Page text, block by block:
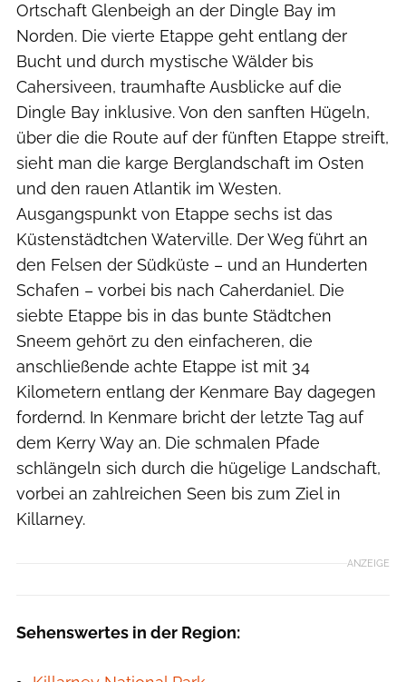
Ortschaft Glenbeigh an der Dingle Bay im
Norden. Die vierte Etappe geht entlang der
Bucht und durch mystische Wälder bis
Cahersiveen, traumhafte Ausblicke auf die
Dingle Bay inklusive. Von den sanften Hügeln,
über die die Route auf der fünften Etappe streift,
sieht man die karge Berglandschaft im Osten
und den rauen Atlantik im Westen.
Ausgangspunkt von Etappe sechs ist das
Küstenstädtchen Waterville. Der Weg führt an
den Felsen der Südküste – und an Hunderten
Schafen – vorbei bis nach Caherdaniel. Die
siebte Etappe bis in das bunte Städtchen
Sneem gehört zu den einfacheren, die
anschließende achte Etappe ist mit 34
Kilometern entlang der Kenmare Bay dagegen
fordernd. In Kenmare bricht der letzte Tag auf
dem Kerry Way an. Die schmalen Pfade
schlängeln sich durch die hügelige Landschaft,
vorbei an zahlreichen Seen bis zum Ziel in
Killarney.
ANZEIGE
Sehenswertes in der Region: